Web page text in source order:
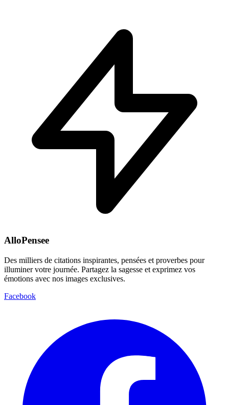
AlloPensee
Des milliers de citations inspirantes, pensées et proverbes pour
illuminer votre journée. Partagez la sagesse et exprimez vos
émotions avec nos images exclusives.
Facebook